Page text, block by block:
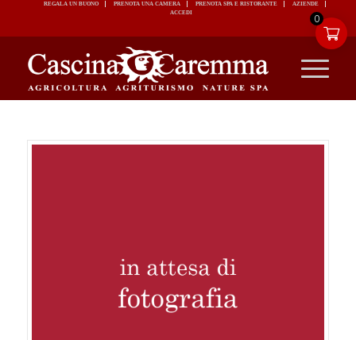
0
REGALA UN BUONO PRENOTA UNA CAMERA PRENOTA SPA E RISTORANTE